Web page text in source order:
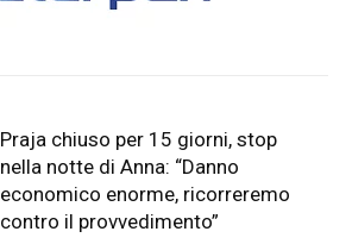
Praja chiuso per 15 giorni, stop
nella notte di Anna: “Danno
economico enorme, ricorreremo
contro il provvedimento”